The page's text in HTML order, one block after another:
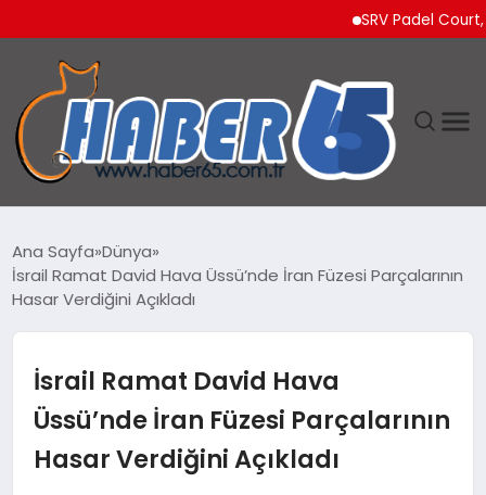
SRV Padel Court, 24
YAŞAM
Ana Sayfa Dünya
İsrail Ramat David Hava Üssü’nde İran Füzesi Parçalarının
Hasar Verdiğini Açıkladı
İsrail Ramat David Hava
Üssü’nde İran Füzesi Parçalarının
Hasar Verdiğini Açıkladı